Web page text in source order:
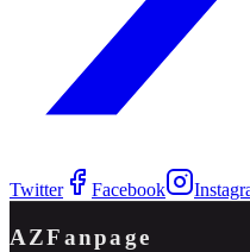
Twitter Facebook
AZFanpage